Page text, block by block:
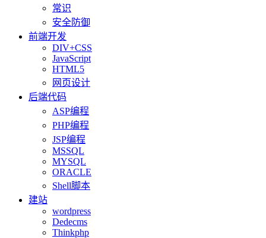
常识
安全防御
前端开发
DIV+CSS
JavaScript
HTML5
网页设计
后端代码
ASP编程
PHP编程
JSP编程
MSSQL
MYSQL
ORACLE
Shell脚本
建站
wordpress
Dedecms
Thinkphp